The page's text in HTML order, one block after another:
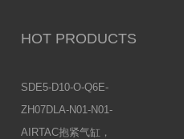
HOT PRODUCTS
SDE5-D10-O-Q6E-
P-KFESTO费斯托压
ZH07DLA-N01-N01-
N01日本SMC真空发
AIRTAC抱紧气缸，